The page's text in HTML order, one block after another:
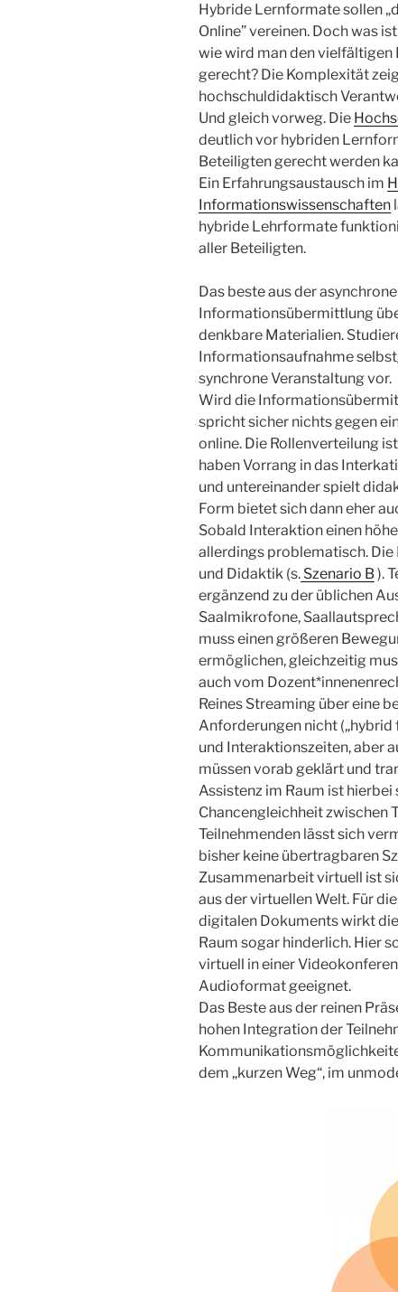
Hybride Lernformate sollen
Online” vereinen. Doch was
wie wird man den vielfältigen
gerecht? Die Komplexität
hochschuldidaktisch
Und gleich vorweg. Die
deutlich vor hybriden
Beteiligten gerecht werden
Ein Erfahrungsaustausch im
Informationswissenschaften
hybride Lehrformate
aller Beteiligten.
Das beste aus der
Informationsübermittlung
denkbare Materialien.
Informationsaufnahme
synchrone Veranstaltung vor.
Wird die
spricht sicher nichts gegen
online. Die Rollenverteilung
haben Vorrang in das
und untereinander spielt
Form bietet sich dann eher
Sobald Interaktion einen
allerdings problematisch.
und Didaktik (s. Szenario B).
ergänzend zu der üblichen
Saalmikrofone,
muss einen größeren
ermöglichen, gleichzeitig
auch vom
Reines Streaming über eine
Anforderungen nicht
und Interaktionszeiten, aber
müssen vorab geklärt und
Assistenz im Raum ist
Chancengleichheit zwischen
Teilnehmenden lässt sich
bisher keine übertragbaren
Zusammenarbeit virtuell ist
aus der virtuellen Welt. Für
digitalen Dokuments wirkt
Raum sogar hinderlich. Hier
virtuell in einer
Audioformat geeignet.
Das Beste aus der reinen
hohen Integration der
dem „kurzen Weg“, im